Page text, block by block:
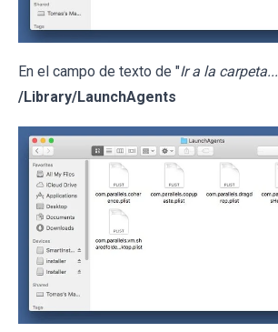
En el campo de texto de "Ir a la carpeta...
/Library/LaunchAgents